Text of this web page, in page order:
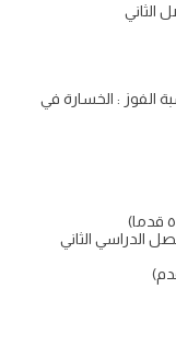
الثاني
الفوز : الخسارة في
الدراسي الثاني